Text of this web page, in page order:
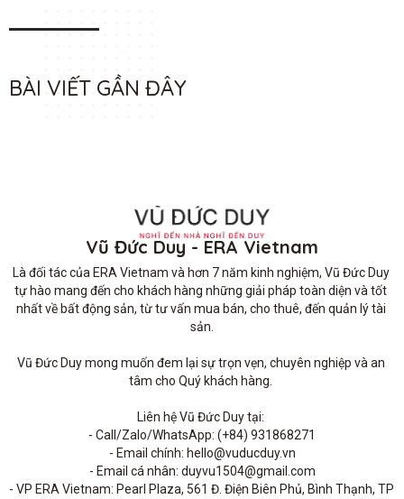
BÀI VIẾT GẦN ĐÂY
Vũ Đức Duy - ERA Vietnam
Là đối tác của ERA Vietnam và hơn 7 năm kinh nghiệm, Vũ Đức Duy
tự hào mang đến cho khách hàng những giải pháp toàn diện và tốt
nhất về bất động sản, từ tư vấn mua bán, cho thuê, đến quản lý tài
sản.
Vũ Đức Duy mong muốn đem lại sự trọn vẹn, chuyên nghiệp và an
tâm cho Quý khách hàng.
Liên hệ Vũ Đức Duy tại:
- Call/Zalo/WhatsApp: (+84) 931868271
- Email chính: hello@vuducduy.vn
- Email cá nhân: duyvu1504@gmail.com
- VP ERA Vietnam: Pearl Plaza, 561 Đ. Điện Biên Phủ, Bình Thạnh, TP